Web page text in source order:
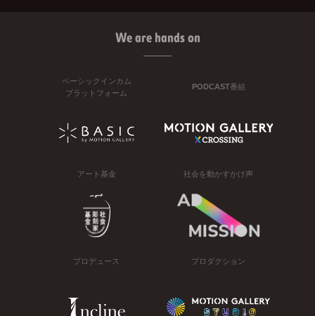
We are hands on
ベーシックインカム
プラットフォーム
PODCAST番組
アート基金 社会を動かすかけ声
プロデュース プロダクション